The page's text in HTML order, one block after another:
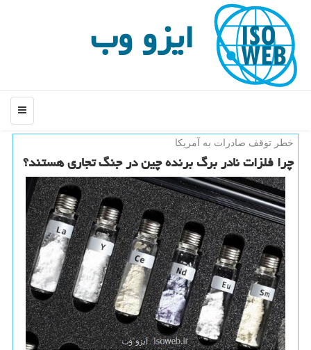
ایزو وب
منو
خطر توقف صادرات به آمریكا
چرا فلزات نادر برگ برنده چین در جنگ تجاری هستند؟